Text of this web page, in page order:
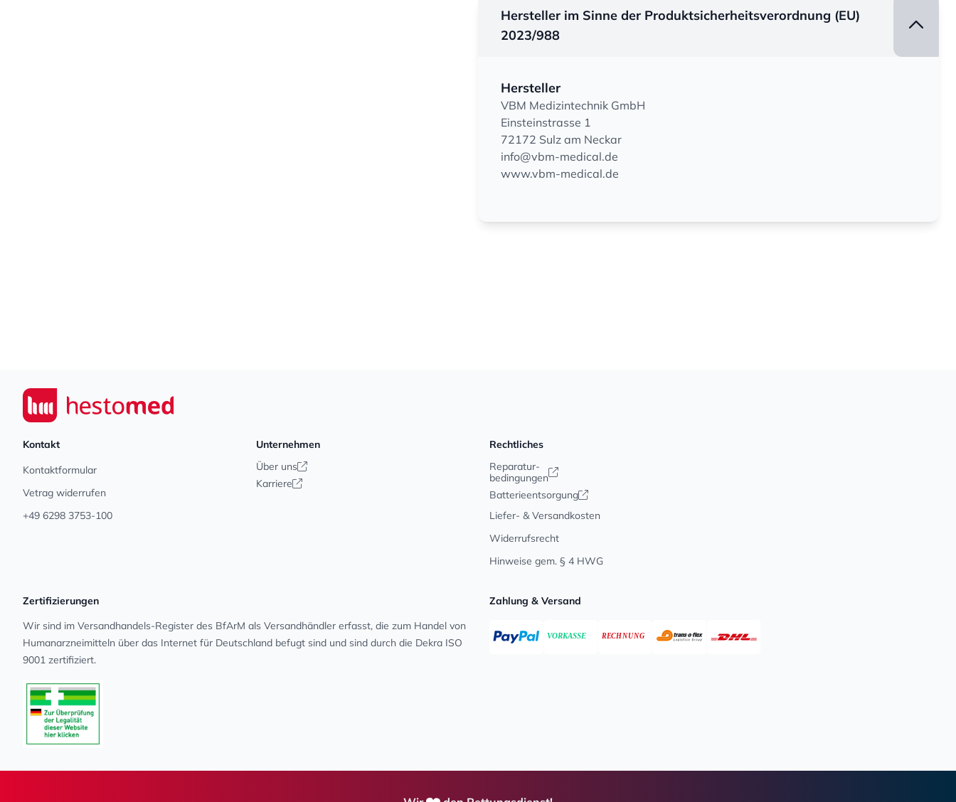
Hersteller im Sinne der Produktsicherheitsverordnung (EU)
2023/988
Hersteller
VBM Medizintechnik GmbH
Einsteinstrasse 1
72172 Sulz am Neckar
info@vbm-medical.de
www.vbm-medical.de
Seiwert GmbH
Kontakt
Kontaktformular
Vetrag widerrufen
+49 6298 3753-100
Unternehmen
Über uns
Karriere
Rechtliches
Reparatur-
bedingungen
Batterieentsorgung
Liefer- & Versandkosten
Widerrufsrecht
Hinweise gem. § 4 HWG
Zertifizierungen
Wir sind im Versandhandels-Register des BfArM als Versandhändler erfasst, die zum Handel von
Human­arz­nei­mit­teln über das Internet für Deutschland befugt sind und sind durch die Dekra ISO
9001 zertifiziert.
Zahlung & Versand